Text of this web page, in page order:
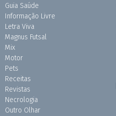
Guia Saúde
Informação Livre
Letra Viva
Magnus Futsal
Mix
Motor
Pets
Receitas
Revistas
Necrologia
Outro Olhar